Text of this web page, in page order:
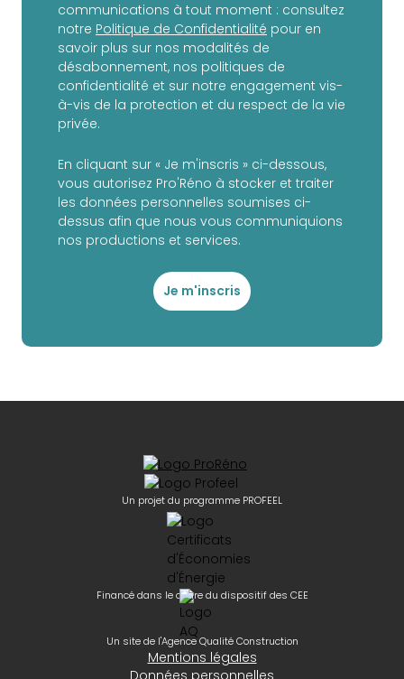
communications à tout moment : consultez
notre Politique de Confidentialité pour en
savoir plus sur nos modalités de
désabonnement, nos politiques de
confidentialité et sur notre engagement vis-
à-vis de la protection et du respect de la vie
privée.
En cliquant sur « Je m'inscris » ci-dessous,
vous autorisez Pro'Réno à stocker et traiter
les données personnelles soumises ci-
dessus afin que nous vous communiquions
nos productions et services.
Je m'inscris
Un projet du programme PROFEEL
Financé dans le cadre du dispositif des CEE
Un site de l'Agence Qualité Construction
Mentions légales